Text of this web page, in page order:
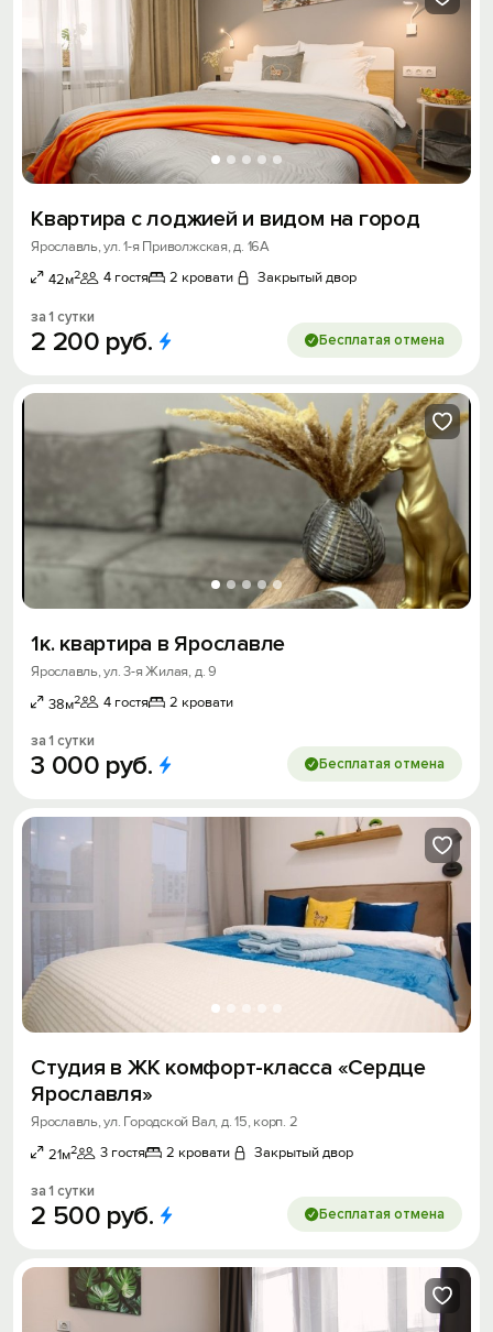
Квартира с лоджией и видом на город
Ярославль, ул. 1-я Приволжская, д. 16А
42м2 4 гостя 2 кровати Закрытый двор
за 1 сутки
2 200 руб. Бесплатая отмена
1к. квартира в Ярославле
Ярославль, ул. 3-я Жилая, д. 9
38м2 4 гостя 2 кровати
за 1 сутки
3 000 руб. Бесплатая отмена
Студия в ЖК комфорт-класса «Сердце
Ярославля»
Ярославль, ул. Городской Вал, д. 15, корп. 2
21м2 3 гостя 2 кровати Закрытый двор
за 1 сутки
2 500 руб. Бесплатая отмена